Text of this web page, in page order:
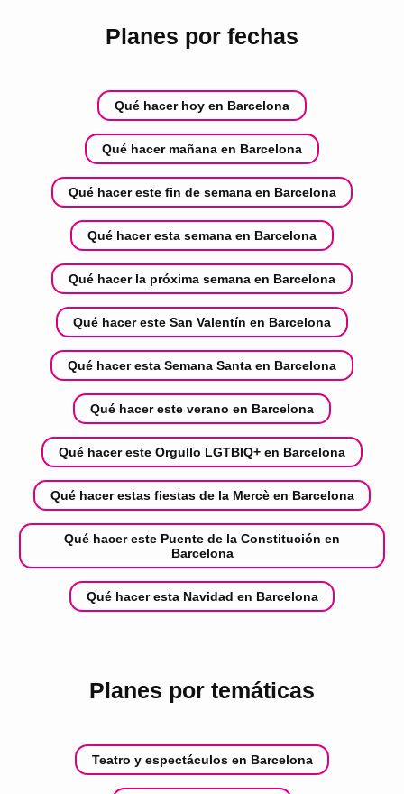
Planes por fechas
Qué hacer hoy en Barcelona
Qué hacer mañana en Barcelona
Qué hacer este fin de semana en Barcelona
Qué hacer esta semana en Barcelona
Qué hacer la próxima semana en Barcelona
Qué hacer este San Valentín en Barcelona
Qué hacer esta Semana Santa en Barcelona
Qué hacer este verano en Barcelona
Qué hacer este Orgullo LGTBIQ+ en Barcelona
Qué hacer estas fiestas de la Mercè en Barcelona
Qué hacer este Puente de la Constitución en
Barcelona
Qué hacer esta Navidad en Barcelona
Planes por temáticas
Teatro y espectáculos en Barcelona